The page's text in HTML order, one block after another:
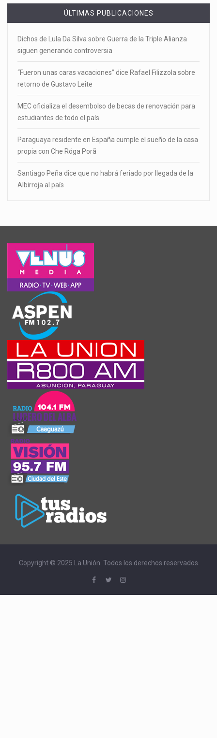
ÚLTIMAS PUBLICACIONES
Dichos de Lula Da Silva sobre Guerra de la Triple Alianza
siguen generando controversia
“Fueron unas caras vacaciones” dice Rafael Filizzola sobre
retorno de Gustavo Leite
MEC oficializa el desembolso de becas de renovación para
estudiantes de todo el país
Paraguaya residente en España cumple el sueño de la casa
propia con Che Róga Porã
Santiago Peña dice que no habrá feriado por llegada de la
Albirroja al país
Copyright © 2025 La Unión. Todos los derechos reservados